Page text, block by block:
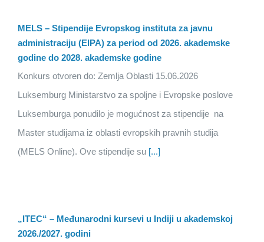
MELS – Stipendije Evropskog instituta za javnu
administraciju (EIPA) za period od 2026. akademske
godine do 2028. akademske godine
Konkurs otvoren do: Zemlja Oblasti 15.06.2026
Luksemburg Ministarstvo za spoljne i Evropske poslove
Luksemburga ponudilo je mogućnost za stipendije na
Master studijama iz oblasti evropskih pravnih studija
(MELS Online). Ove stipendije su [...]
„ITEC“ – Međunarodni kursevi u Indiji u akademskoj
2026./2027. godini